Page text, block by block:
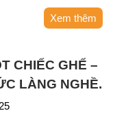
Xem thêm
CHIẾC GHẾ –
LÀNG NGHỀ.